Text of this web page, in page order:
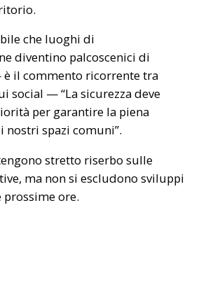
che luoghi di
diventino palcoscenici di
è il commento ricorrente tra
social — “La sicurezza deve
per garantire la piena
nostri spazi comuni”.
stretto riserbo sulle
ma non si escludono sviluppi
ore.